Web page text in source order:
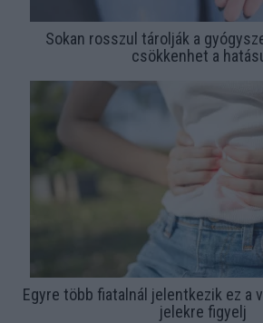
Sokan rosszul tárolják a
csökkenhet a
Egyre több fiatalnál jelentkezik ez a
jelekre figyelj